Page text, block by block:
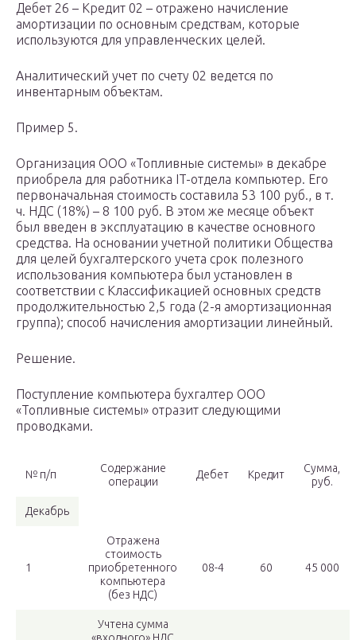
Дебет 26 – Кредит 02 – отражено начисление
амортизации по основным средствам, которые
используются для управленческих целей.
Аналитический учет по счету 02 ведется по
инвентарным объектам.
Пример 5.
Организация ООО «Топливные системы» в декабре
приобрела для работника IT-отдела компьютер. Его
первоначальная стоимость составила 53 100 руб., в т.
ч. НДС (18%) – 8 100 руб. В этом же месяце объект
был введен в эксплуатацию в качестве основного
средства. На основании учетной политики Общества
для целей бухгалтерского учета срок полезного
использования компьютера был установлен в
соответствии с Классификацией основных средств
продолжительностью 2,5 года (2-я амортизационная
группа); способ начисления амортизации линейный.
Решение.
Поступление компьютера бухгалтер ООО
«Топливные системы» отразит следующими
проводками.
№ п/п
Содержание
операции
Дебет Кредит
Сумма,
руб.
Декабрь
1
Отражена
стоимость
приобретенного
компьютера
(без НДС)
08-4 60 45 000
Учтена сумма